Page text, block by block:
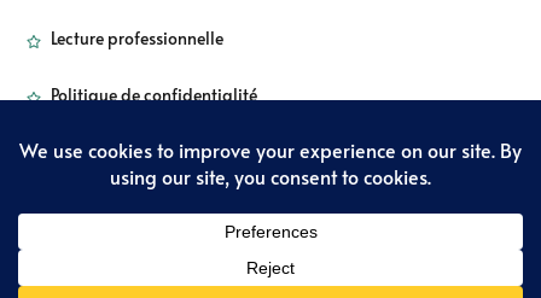
Lecture professionnelle
Politique de confidentialité
WordPressPolitique de confidentialité